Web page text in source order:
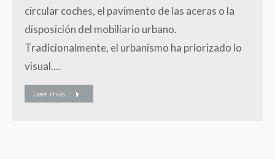
circular coches, el pavimento de las aceras o la
disposición del mobiliario urbano.
Tradicionalmente, el urbanismo ha priorizado lo
visual.…
Leer más...